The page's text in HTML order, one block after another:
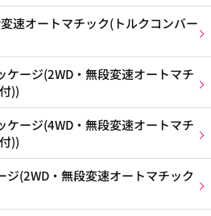
速オートマチック(トルクコンバー
ージ(2WD・無段変速オートマチ
))
ージ(4WD・無段変速オートマチ
))
(2WD・無段変速オートマチック